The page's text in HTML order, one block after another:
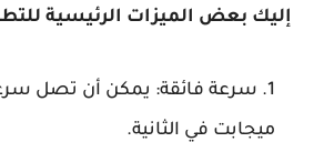
إليك بعض الميزات الرئيسية
ميجابت في الثانية.